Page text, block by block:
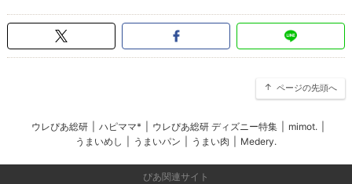
ページの先頭へ
ウレぴあ総研 ハピママ* ウレぴあ総研 ディズニー特集 mimot.
うまいめし
うまいパン うまい肉 Medery.
ぴあ関連サイト